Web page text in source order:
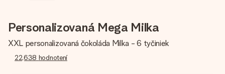
Personalizovaná Mega Milka
XXL personalizovaná čokoláda Milka - 6 tyčiniek
22,638 hodnotení